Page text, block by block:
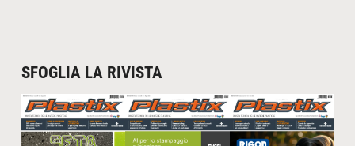
SFOGLIA LA RIVISTA